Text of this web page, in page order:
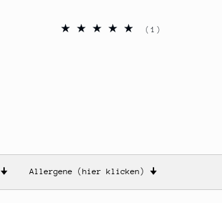
(1)
🠋 Allergene (hier klicken) 🠋